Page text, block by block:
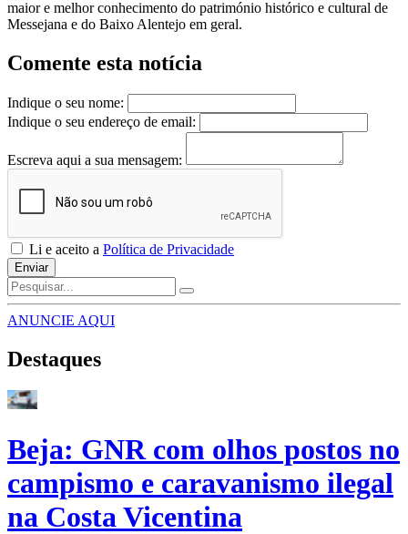
maior e melhor conhecimento do património histórico e cultural de
Messejana e do Baixo Alentejo em geral.
Comente esta notícia
Indique o seu nome:
Indique o seu endereço de email:
Escreva aqui a sua mensagem:
Li e aceito a Política de Privacidade
Enviar
ANUNCIE AQUI
Destaques
Beja: GNR com olhos postos no
campismo e caravanismo ilegal
na Costa Vicentina